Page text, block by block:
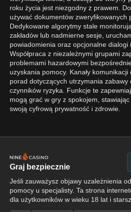
roku życia jest niezgodny z prawem.
używać dokumentów zweryfikowanych
Dedykowane algorytmy stale
zakładów lub nadmierne sesje,
powiadomienia oraz opcjonalne dialogi
Współpraca z niezależnymi grupami
problemami hazardowymi
uzyskania pomocy. Kanały
porad dotyczących utrzymania zabawy
czynników ryzyka. Funkcje te
mogą grać w gry z spokojem,
swoją cyfrową prywatność i zdrowie.
Graj bezpiecznie
Jeśli zauważysz objawy uzależnienia
pomocy u specjalisty. Ta strona
dla użytkowników w wieku 18 lat i